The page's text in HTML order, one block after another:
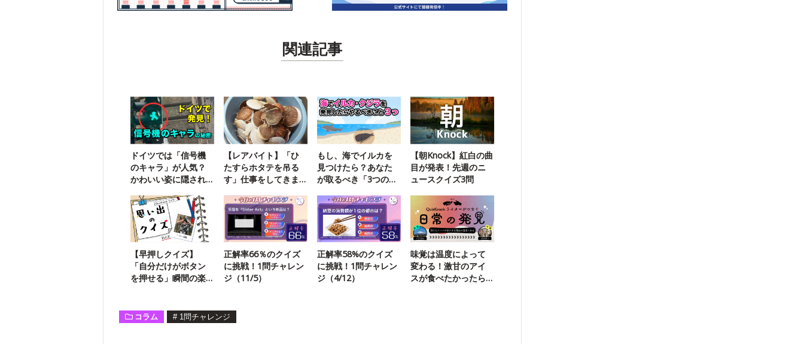
関連記事
ドイツでは「信号機
のキャラ」が人気？
かわいい姿に隠され
【レアバイト】「ひ
たすらホタテを吊る
す」仕事をしてきま
もし、海でイルカを
見つけたら？あなた
が取るべき「3つの行
【朝Knock】紅白の曲
目が発表！先週のニ
ュースクイズ3問
【早押しクイズ】
「自分だけがボタン
を押せる」瞬間の楽
正解率66％のクイズ
に挑戦！1問チャレン
ジ（11/5）
正解率58%のクイズ
に挑戦！1問チャレン
ジ（4/12）
味覚は温度によって
変わる！激甘のアイ
スが食べたかったら
コラム # 1問チャレンジ